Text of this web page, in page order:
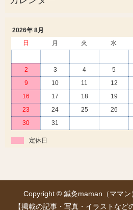
2026年 8月
日
月 火 水
2
3 4 5
9
10 11 12
16
17 18 19
23
24 25 26
30
31
定休日
Copyright © 鍼灸maman（ママン
【掲載の記事・写真・イラストなど